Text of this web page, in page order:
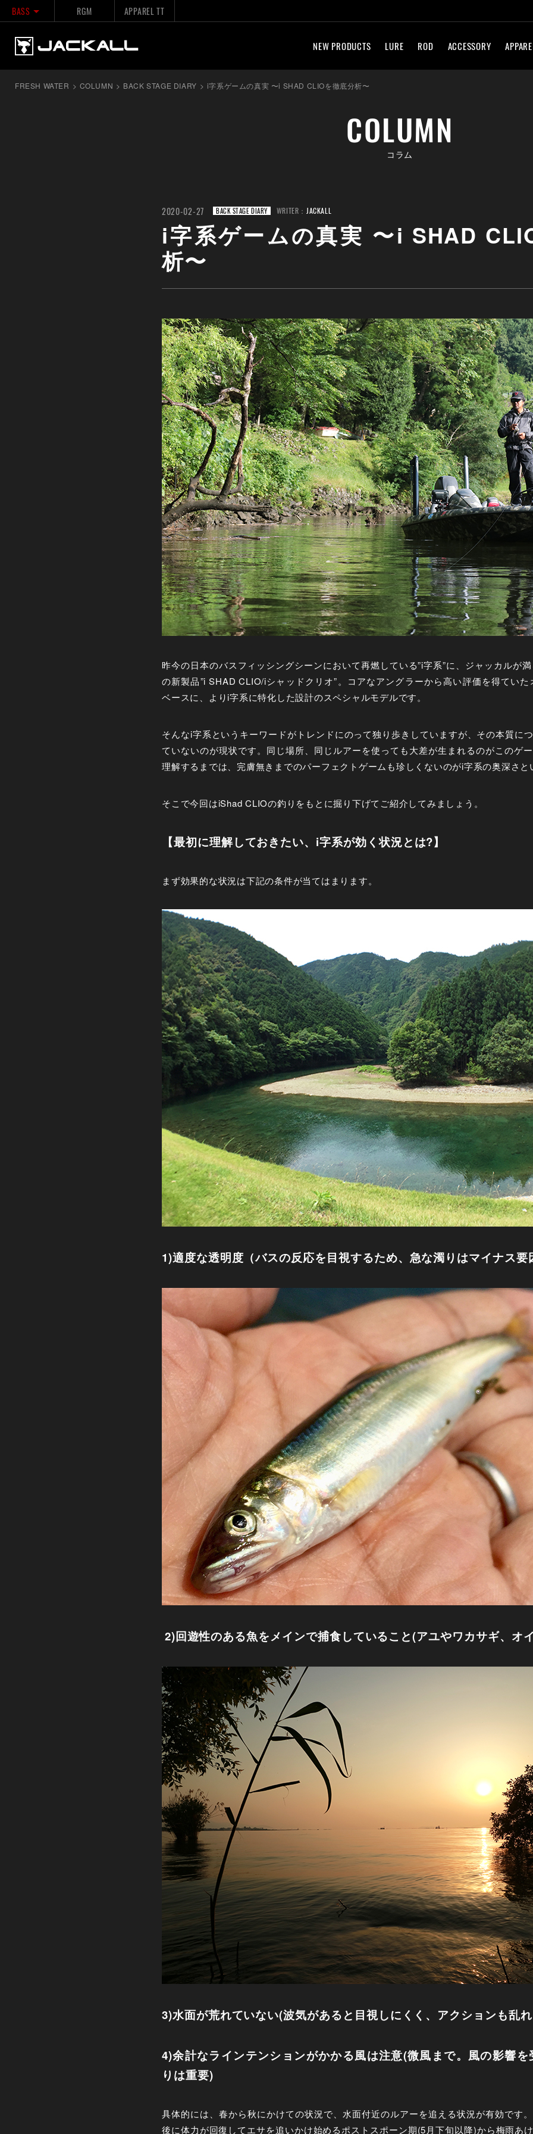
BASS RGM APPAREL TT
NEW PRODUCTS LURE ROD ACCESSORY
FRESH WATER > COLUMN > BACK STAGE DIARY > i字系ゲームの真実 〜i SHAD CLIOを徹底分析〜
COLUMN
コラム
2020-02-27 BACK STAGE DIARY WRITER： JACKALL
i字系ゲームの真実 〜i SHAD
析〜
昨今の日本のバスフィッシングシーンにおいて再燃している”i字系”に、ジャッカルが
の新製品”i SHAD CLIO/iシャッドクリオ”。コアなアングラーから高い評価を得てい
ベースに、よりi字系に特化した設計のスペシャルモデルです。
そんなi字系というキーワードがトレンドにのって独り歩きしていますが、その本質に
ていないのが現状です。同じ場所、同じルアーを使っても大差が生まれるのがこのゲ
理解するまでは、完膚無きまでのパーフェクトゲームも珍しくないのがi字系の奥深さ
そこで今回はiShad CLIOの釣りをもとに掘り下げてご紹介してみましょう。
【最初に理解しておきたい、i字系が効く状況とは?】
まず効果的な状況は下記の条件が当てはまります。
1)適度な透明度（バスの反応を目視するため、急な濁りはマイナス要
2)回遊性のある魚をメインで捕食していること(アユやワカサギ、オ
3)水面が荒れていない(波気があると目視しにくく、アクションも乱
4)余計なラインテンションがかかる風は注意(微風まで。風の影響
りは重要)
具体的には、春から秋にかけての状況で、水面付近のルアーを追える状況が有効です
後に体力が回復してエサを追いかけ始めるポストスポーン期(5月下旬以降)から梅雨あ